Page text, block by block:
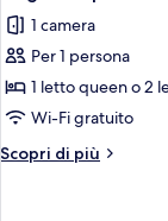
(Urban
Room)
tutte
le
foto
per
Singola
Superior
1 camera
Per 1 persona
1 letto queen o 2
Wi-Fi gratuito
Scopri di più
Altri